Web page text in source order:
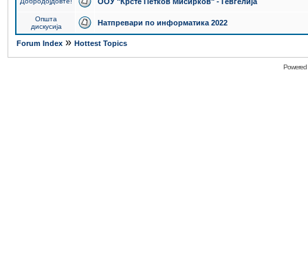
Општа
дискусија
Натпревари по информатика 2022
Forum Index » Hottest Topics